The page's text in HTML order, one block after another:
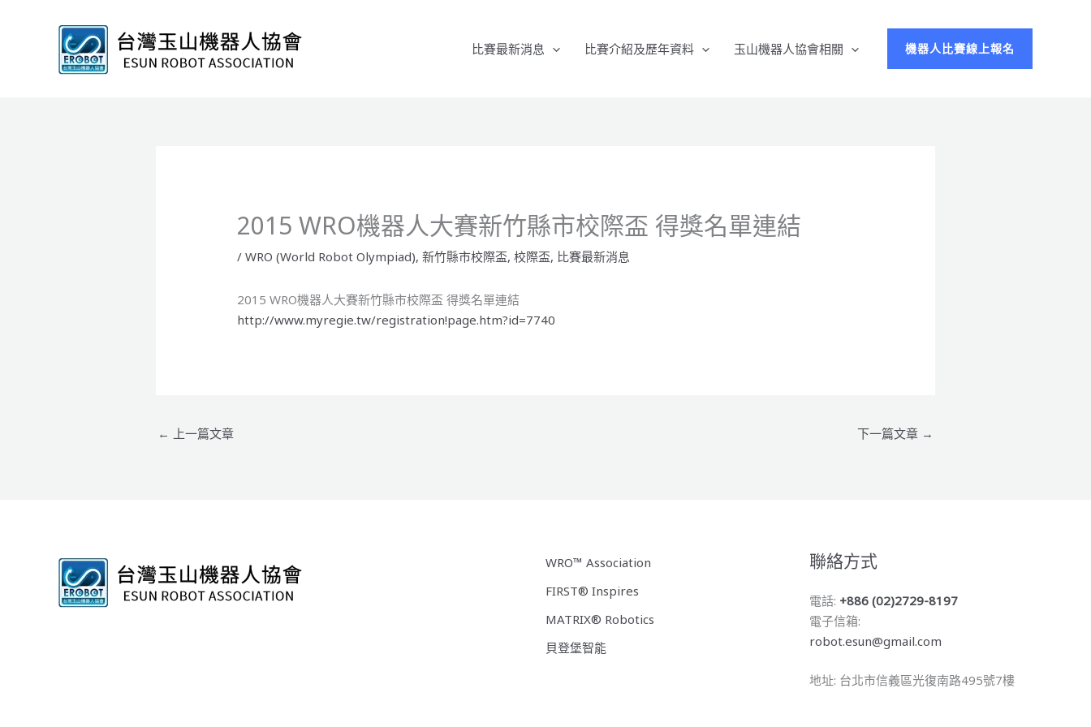
比賽最新消息 比賽介紹及歷年資料 玉山機器人協會相關 機器人比賽線上報名
2015 WRO機器人大賽新竹縣市校際盃 得獎名單連結
/WRO (World Robot Olympiad),新竹縣市校際盃,校際盃, 比賽最新消息
2015 WRO機器人大賽新竹縣市校際盃 得獎名單連結
http://www.myregie.tw/registration!page.htm?id=7740
← 上一篇文章 下一篇文章 →
WRO™ Association
FIRST® Inspires
MATRIX® Robotics
貝登堡智能
聯絡方式
電話: +886 (02)2729-8197
電子信箱:
robot.esun@gmail.com
地址: 台北市信義區光復南路495號7樓